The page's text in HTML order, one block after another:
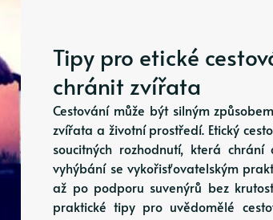
Tipy pro etické
chránit zvířata
Cestování může být silným
zvířata a životní prostředí. Etický
soucitných rozhodnutí, která
vyhýbání se vykořisťovatelským
až po podporu suvenýrů bez
praktické tipy pro uvědomělé